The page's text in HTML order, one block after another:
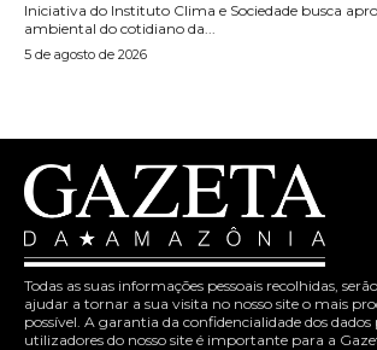
Iniciativa do Instituto Clima e Sociedade busca
ambiental do cotidiano da...
5 de agosto de 2026
Todas as suas informações pessoais recolhidas,
ajudar a tornar a sua visita no nosso site o mais
possível. A garantia da confidencialidade dos dados
utilizadores do nosso site é importante para a